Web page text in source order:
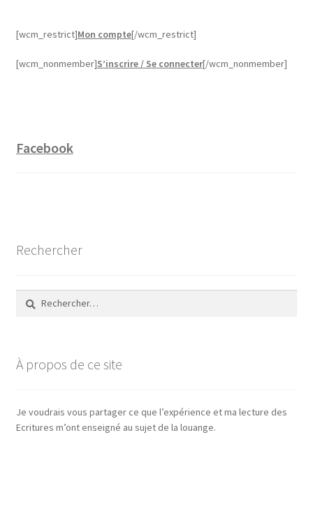
[wcm_restrict]Mon compte[/wcm_restrict]
[wcm_nonmember]S’inscrire / Se connecter[/wcm_nonmember]
Facebook
Rechercher
Rechercher :
À propos de ce site
Je voudrais vous partager ce que l’expérience et ma lecture des
Ecritures m’ont enseigné au sujet de la louange.